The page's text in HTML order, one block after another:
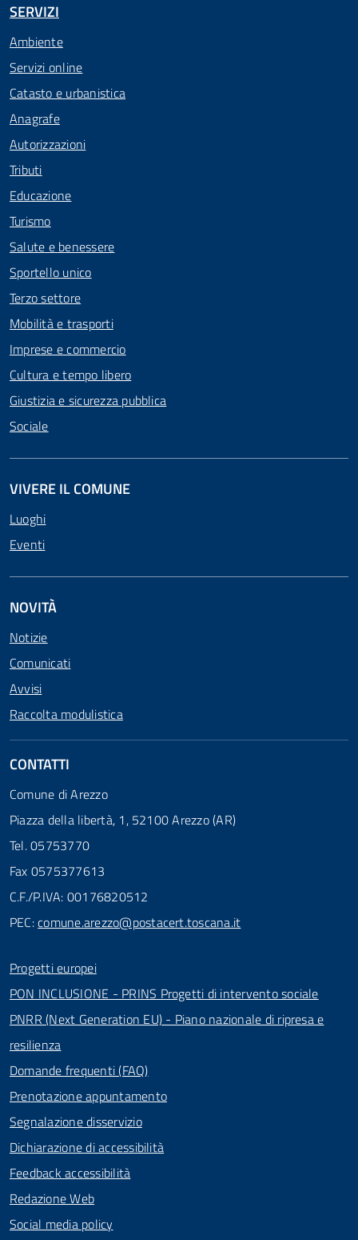
SERVIZI
Ambiente
Servizi online
Catasto e urbanistica
Anagrafe
Autorizzazioni
Tributi
Educazione
Turismo
Salute e benessere
Sportello unico
Terzo settore
Mobilità e trasporti
Imprese e commercio
Cultura e tempo libero
Giustizia e sicurezza pubblica
Sociale
VIVERE IL COMUNE
Luoghi
Eventi
NOVITÀ
Notizie
Comunicati
Avvisi
Raccolta modulistica
CONTATTI
Comune di Arezzo
Piazza della libertà, 1, 52100 Arezzo (AR)
Tel. 05753770
Fax 0575377613
C.F./P.IVA: 00176820512
PEC:comune.arezzo@postacert.toscana.it
Progetti europei
PON INCLUSIONE - PRINS Progetti di intervento sociale
PNRR (Next Generation EU) - Piano nazionale di ripresa e
resilienza
Domande frequenti (FAQ)
Prenotazione appuntamento
Segnalazione disservizio
Dichiarazione di accessibilità
Feedback accessibilità
Redazione Web
Social media policy